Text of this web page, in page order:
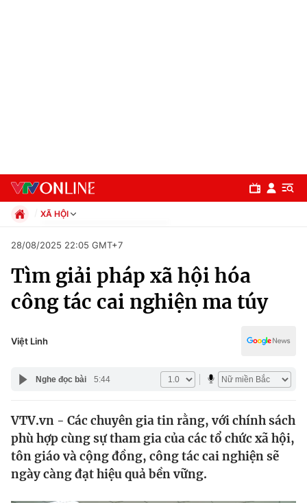
Chuyên mục
Chính trị
Xã hội
Y tế
Thế giới
Tin tức
XÃ HỘI
Xã hội
Pháp luật
Kinh tế
Thể thao
Văn hóa - Giải trí
Đời sống
Giáo dục
28/08/2025 22:05 GMT+7
Tìm giải pháp xã hội hóa
công tác cai nghiện ma túy
Việt Linh
Nghe đọc bài 5:44
VTV.vn - Các chuyên gia tin rằng, với chính sách
phù hợp cùng sự tham gia của các tổ chức xã hội,
tôn giáo và cộng đồng, công tác cai nghiện sẽ
ngày càng đạt hiệu quả bền vững.